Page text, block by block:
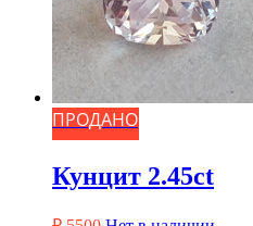
ПРОДАНО
Кунцит 2.45ct